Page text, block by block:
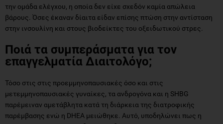
την ομάδα ελέγχου, η οποία δεν είχε σχεδόν καμία απώλεια
βάρους. Όσες έκαναν δίαιτα είδαν επίσης πτώση στην αντίσταση
στην ινσουλίνη και στους βιοδείκτες του οξειδωτικού στρες.
Ποιά τα συμπεράσματα για τον
επαγγελματία Διαιτολόγο;
Τόσο στις στις προεμμηνοπαυσιακές όσο και στις
μετεμμηνοπαυσιακές γυναίκες, τα ανδρογόνα και η SHBG
παρέμειναν αμετάβλητα κατά τη διάρκεια της διατροφικής
παρέμβασης ενώ η DHEA μειώθηκε. Αυτό, υποδηλώνει πως η